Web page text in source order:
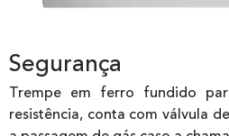
Segurança
Trempe em ferro fundido
resistência, conta com válvula